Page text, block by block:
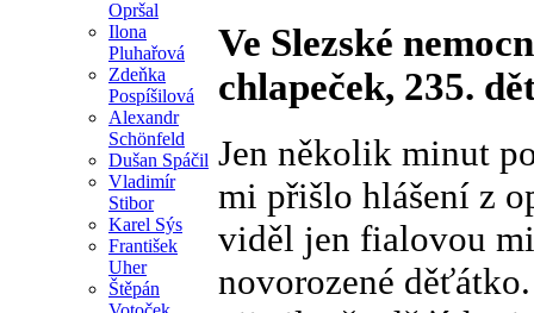
Opršal
Ilona
Pluhařová
Zdeňka
Pospíšilová
Alexandr
Schönfeld
Dušan Spáčil
Vladimír
Stibor
Karel Sýs
František
Uher
Štěpán
Ve Slezské
chlapeček, 235.
Jen několik minut
mi přišlo hlášení z
viděl jen fialovou
novorozené